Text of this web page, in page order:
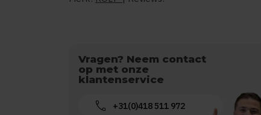
Vragen? Neem contact
op met onze
klantenservice
call +31(0)418 511 972